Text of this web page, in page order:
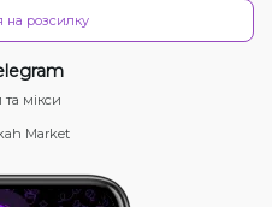
на розсилку
та мікси
Market